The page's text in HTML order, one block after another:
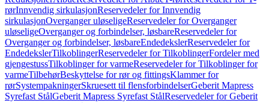
rørInnvendig sirkulasjonReservedeler for Innvendig
sirkulasjonOverganger uløseligeReservedeler for Overganger
uløseligeOverganger og forbindelser, løsbareReservedeler for
Overganger og forbindelser, løsbareEndedekslerReservedeler for
EndedekslerTilkoblingerReservedeler for TilkoblingerFordeler med
gjengestussTilkoblinger for varmeReservedeler for Tilkoblinger for
varmeTilbehørBeskyttelse for rør og fittingsKlammer for
rørSystempakningerSkruesett til flensforbindelserGeberit Mapress
Syrefast StålGeberit Mapress Syrefast StålReservedeler for Geberit